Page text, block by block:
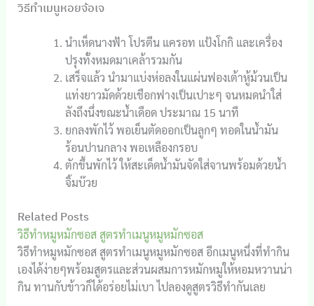
วิธีทำเมนูหอยจ้อเจ
นำเห็ดนางฟ้า โปรตีน แครอท แป้งโกกิ และเครื่อง
ปรุงทั้งหมดมาเคล้ารวมกัน
เสร็จแล้ว นำมาแบ่งห่อลงในแผ่นฟองเต้าหู้ม้วนเป็น
แท่งยาวมัดด้วยเชือกฟางเป็นเปาะๆ จนหมดนำใส่
ลังถึงนึ่งขณะน้ำเดือด ประมาณ 15 นาที
ยกลงพักไว้ พอเย็นตัดออกเป็นลูกๆ ทอดในน้ำมัน
ร้อนปานกลาง พอเหลืองกรอบ
ตักขึ้นพักไว้ ให้สะเด็ดน้ำมันจัดใส่จานพร้อมด้วยน้ำ
จิ้มบ๊วย
Related Posts
วิธีทำหมูหมักซอส สูตรทำเมนูหมูหมักซอส
วิธีทำหมูหมักซอส สูตรทำเมนูหมูหมักซอส อีกเมนูหนึ่งที่ทำกิน
เองได้ง่ายๆพร้อมสูตรและส่วนผสมการหมักหมูให้หอมหวานน่า
กิน ทานกับข้าวก็ได้อร่อยไม่เบา ไปลองดูสูตรวิธีทำกันเลย